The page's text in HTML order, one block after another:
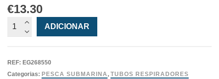
€13.30
Quantidade
ADICIONAR
REF: EG268550
Categorias: PESCA SUBMARINA , TUBOS RESPIRADORES